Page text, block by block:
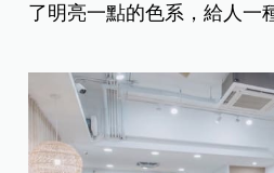
了明亮一點的色系，給人一